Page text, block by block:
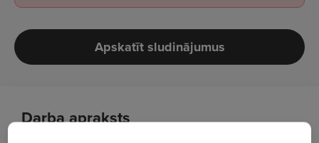
Apskatīt sludinājumus
Darba apraksts